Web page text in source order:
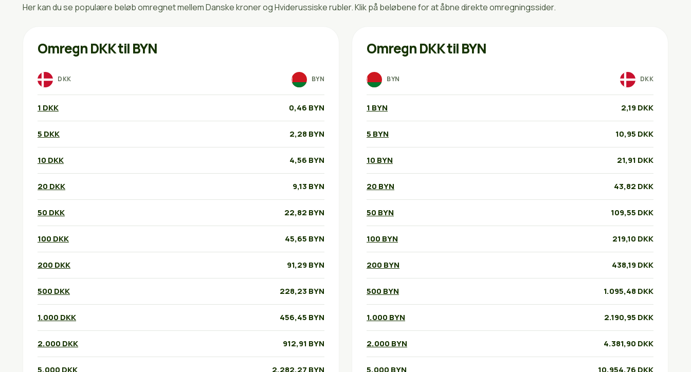
Her kan du se populære beløb omregnet mellem Danske kroner og Hviderussiske rubler. Klik på beløbene for at åbne direkte omregningssider.
Omregn DKK til BYN
DKK BYN
1 DKK 0,46 BYN
5 DKK 2,28 BYN
10 DKK 4,56 BYN
20 DKK 9,13 BYN
50 DKK 22,82 BYN
100 DKK 45,65 BYN
200 DKK 91,29 BYN
500 DKK 228,23 BYN
1.000 DKK 456,45 BYN
2.000 DKK 912,91 BYN
5.000 DKK 2.282,27 BYN
Omregn DKK til BYN
BYN DKK
1 BYN 2,19 DKK
5 BYN 10,95 DKK
10 BYN 21,91 DKK
20 BYN 43,82 DKK
50 BYN 109,55 DKK
100 BYN 219,10 DKK
200 BYN 438,19 DKK
500 BYN 1.095,48 DKK
1.000 BYN 2.190,95 DKK
2.000 BYN 4.381,90 DKK
5.000 BYN 10.954,76 DKK